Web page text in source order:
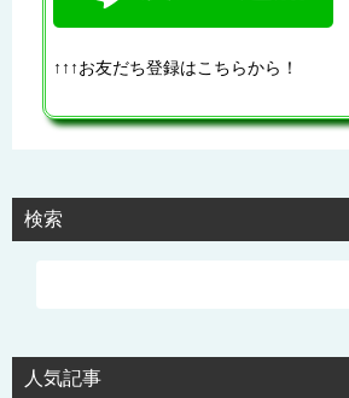
↑↑↑お友だち登録はこちらから！
検索
人気記事